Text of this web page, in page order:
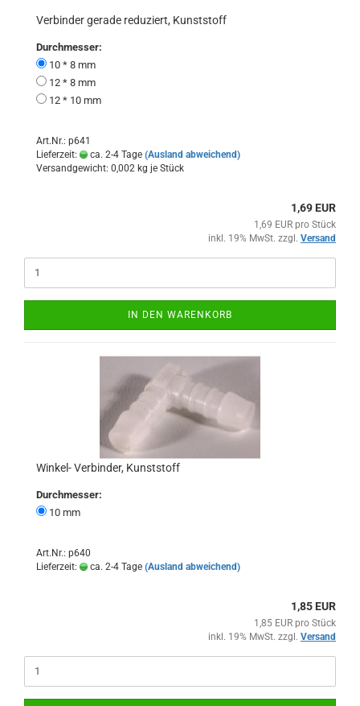
Verbinder gerade reduziert, Kunststoff
Durchmesser:
10 * 8 mm
12 * 8 mm
12 * 10 mm
Art.Nr.: p641
Lieferzeit:
ca. 2-4 Tage (Ausland abweichend)
Versandgewicht: 0,002 kg je Stück
1,69 EUR
1,69 EUR pro Stück
inkl. 19% MwSt. zzgl. Versand
IN DEN WARENKORB
Winkel- Verbinder, Kunststoff
Durchmesser:
10 mm
Art.Nr.: p640
Lieferzeit:
ca. 2-4 Tage (Ausland abweichend)
1,85 EUR
1,85 EUR pro Stück
inkl. 19% MwSt. zzgl. Versand